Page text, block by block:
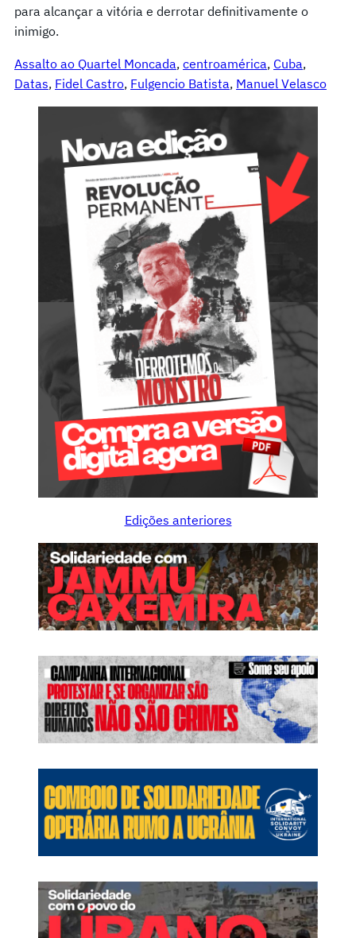
para alcançar a vitória e derrotar definitivamente o
inimigo.
Assalto ao Quartel Moncada, centroamérica, Cuba
Datas, Fidel Castro, Fulgencio Batista, Manuel Velasco
Edições anteriores